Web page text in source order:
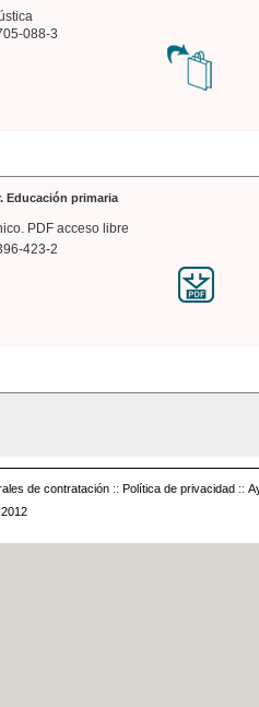
088-3
Educación primaria
PDF acceso libre
423-2
de contratación :: Política de privacidad ::